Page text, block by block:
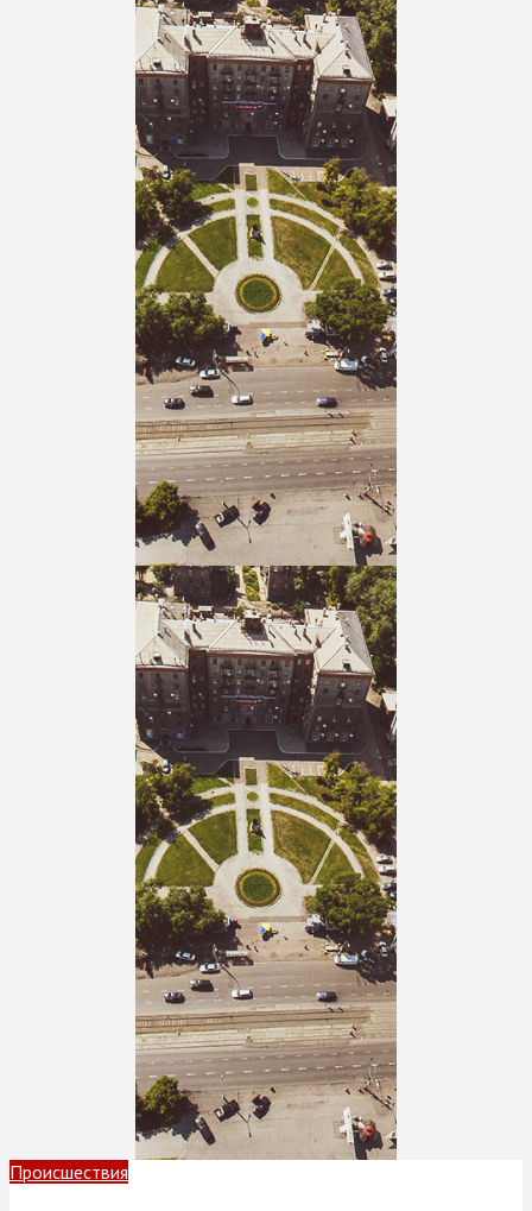
Происшествия